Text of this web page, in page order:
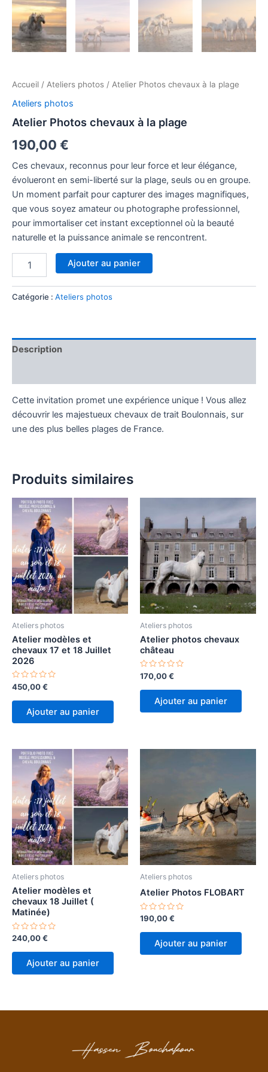
Accueil / Ateliers photos / Atelier Photos chevaux à la plage
Ateliers photos
Atelier Photos chevaux à la plage
190,00 €
Ces chevaux, reconnus pour leur force et leur élégance,
évolueront en semi-liberté sur la plage, seuls ou en groupe.
Un moment parfait pour capturer des images magnifiques,
que vous soyez amateur ou photographe professionnel,
pour immortaliser cet instant exceptionnel où la beauté
naturelle et la puissance animale se rencontrent.
Ajouter au panier
Catégorie : Ateliers photos
Description
Cette invitation promet une expérience unique ! Vous allez
découvrir les majestueux chevaux de trait Boulonnais, sur
une des plus belles plages de France.
Produits similaires
Ateliers photos
Atelier modèles et
chevaux 17 et 18 Juillet
2026
Note
0
sur
450,00€
Ajouter au panier
Ateliers photos
Atelier photos chevaux
château
Note
0
sur
170,00€
Ajouter au panier
Ateliers photos
Atelier modèles et
chevaux 18 Juillet (
Matinée)
Note
sur
240,00€
Ajouter au panier
Ateliers photos
Atelier Photos FLOBART
Note
sur
190,00€
Ajouter au panier